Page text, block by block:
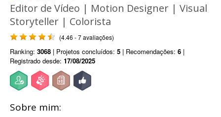
Editor de Vídeo | Motion Designer | Visual
Storyteller | Colorista
(4.46 - 7 avaliações)
Ranking: 3068 | Projetos concluídos: 5 | Recomendações: 6 |
Registrado desde: 17/08/2025
Sobre mim: